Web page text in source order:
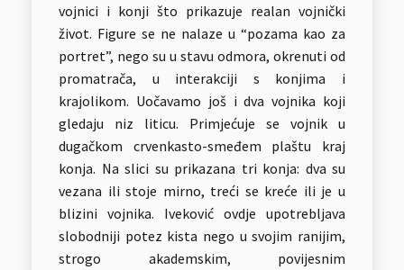
vojnici i konji što prikazuje realan vojnički
život. Figure se ne nalaze u “pozama kao za
portret”, nego su u stavu odmora, okrenuti od
promatrača, u interakciji s konjima i
krajolikom. Uočavamo još i dva vojnika koji
gledaju niz liticu. Primjećuje se vojnik u
dugačkom crvenkasto-smeđem plaštu kraj
konja. Na slici su prikazana tri konja: dva su
vezana ili stoje mirno, treći se kreće ili je u
blizini vojnika. Iveković ovdje upotrebljava
slobodniji potez kista nego u svojim ranijim,
strogo akademskim, povijesnim